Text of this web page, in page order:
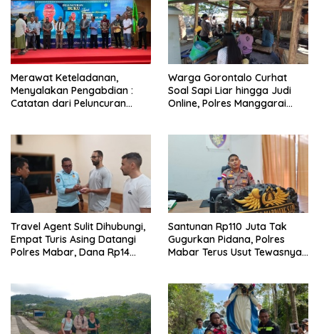
Merawat Keteladanan,
Menyalakan Pengabdian :
Catatan dari Peluncuran
Warga Gorontalo Curhat
Soal Sapi Liar hingga Judi
Online, Polres Manggarai
Travel Agent Sulit Dihubungi,
Empat Turis Asing Datangi
Polres Mabar, Dana Rp14
Santunan Rp110 Juta Tak
Gugurkan Pidana, Polres
Mabar Terus Usut Tewasnya